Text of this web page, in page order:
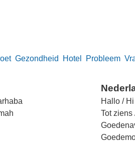
Gezondheid Hotel Probleem
Hallo / Hi
Tot ziens